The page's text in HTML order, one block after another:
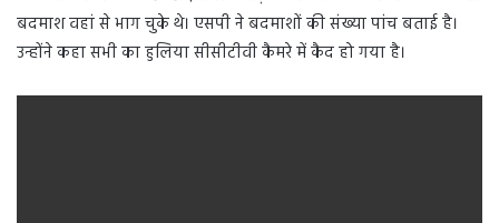
बदमाश वहां से भाग चुके थे। एसपी ने बदमाशों की संख्या पांच बताई है।
उन्होंने कहा सभी का हुलिया सीसीटीवी कैमरे में कैद हो गया है।